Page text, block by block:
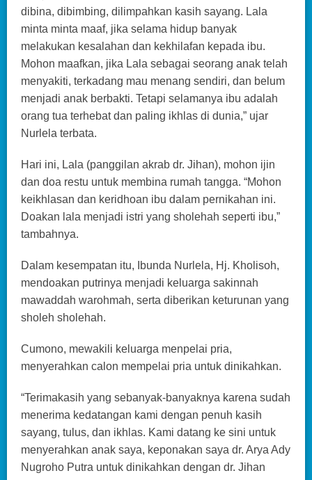
dibina, dibimbing, dilimpahkan kasih sayang. Lala
minta minta maaf, jika selama hidup banyak
melakukan kesalahan dan kekhilafan kepada ibu.
Mohon maafkan, jika Lala sebagai seorang anak telah
menyakiti, terkadang mau menang sendiri, dan belum
menjadi anak berbakti. Tetapi selamanya ibu adalah
orang tua terhebat dan paling ikhlas di dunia,” ujar
Nurlela terbata.
Hari ini, Lala (panggilan akrab dr. Jihan), mohon ijin
dan doa restu untuk membina rumah tangga. “Mohon
keikhlasan dan keridhoan ibu dalam pernikahan ini.
Doakan lala menjadi istri yang sholehah seperti ibu,”
tambahnya.
Dalam kesempatan itu, Ibunda Nurlela, Hj. Kholisoh,
mendoakan putrinya menjadi keluarga sakinnah
mawaddah warohmah, serta diberikan keturunan yang
sholeh sholehah.
Cumono, mewakili keluarga menpelai pria,
menyerahkan calon mempelai pria untuk dinikahkan.
“Terimakasih yang sebanyak-banyaknya karena sudah
menerima kedatangan kami dengan penuh kasih
sayang, tulus, dan ikhlas. Kami datang ke sini untuk
menyerahkan anak saya, keponakan saya dr. Arya Ady
Nugroho Putra untuk dinikahkan dengan dr. Jihan